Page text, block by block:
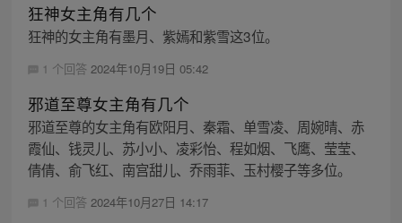
狂神女主角有几个
狂神的女主角有墨月、紫嫣和紫雪这3位。
1 个回答 2024年10月19日 05:42
邪道至尊女主角有几个
邪道至尊的女主角有欧阳月、秦霜、单雪凌、周婉晴、赤
霞仙、钱灵儿、苏小小、凌彩怡、程如烟、飞鹰、莹莹、
倩倩、俞飞红、南宫甜儿、乔雨菲、玉村樱子等多位。
1 个回答 2024年10月27日 14:17